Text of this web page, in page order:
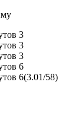
(3.01/58)